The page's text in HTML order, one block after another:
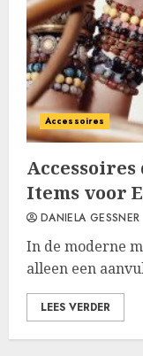
Accessoires
Items voor
DANIELA GESSNER
In de moderne
alleen een
LEES VERDER